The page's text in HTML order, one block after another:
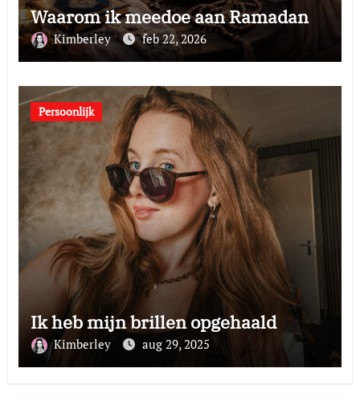
Waarom ik meedoe aan Ramadan
Kimberley feb 22, 2026
Persoonlijk
Ik heb mijn brillen opgehaald
Kimberley aug 29, 2025